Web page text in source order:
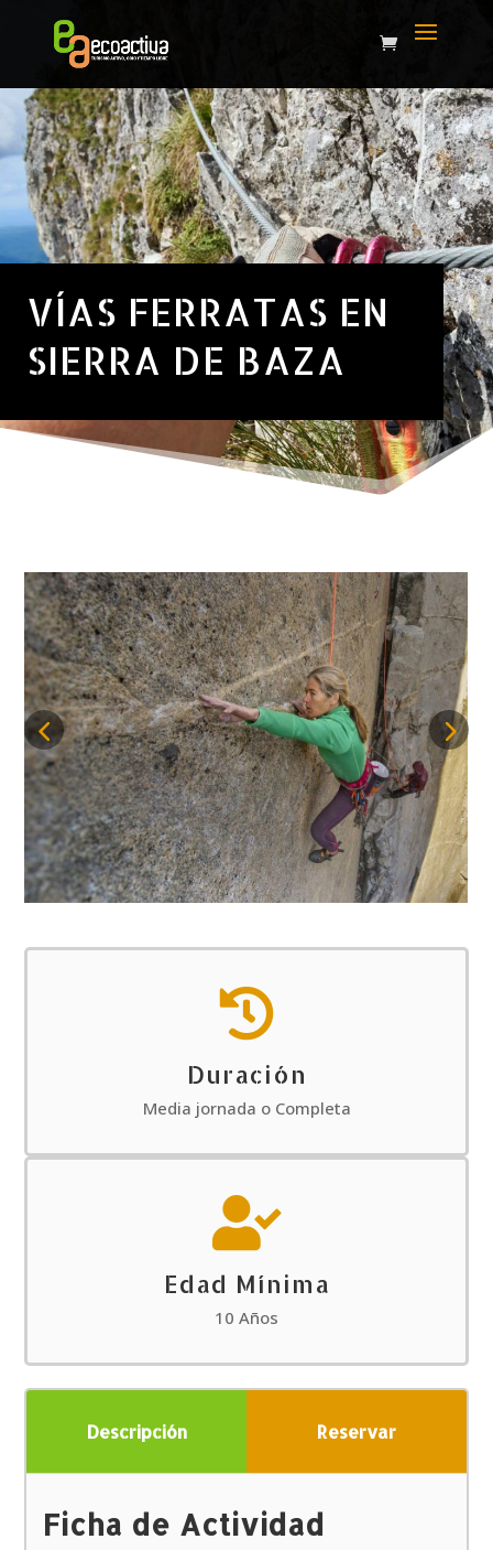
VÍAS FERRATAS EN
SIERRA DE BAZA

Duración
Media jornada o Completa

Edad Mínima
10 Años
Descripción Reservar
Ficha de Actividad